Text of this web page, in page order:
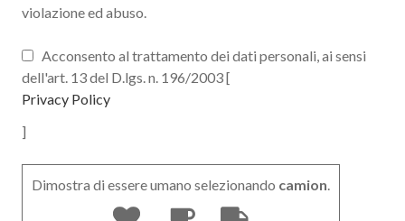
violazione ed abuso.
Acconsento al trattamento dei dati personali, ai sensi
dell'art. 13 del D.lgs. n. 196/2003 [
Privacy Policy
]
Dimostra di essere umano selezionando camion.